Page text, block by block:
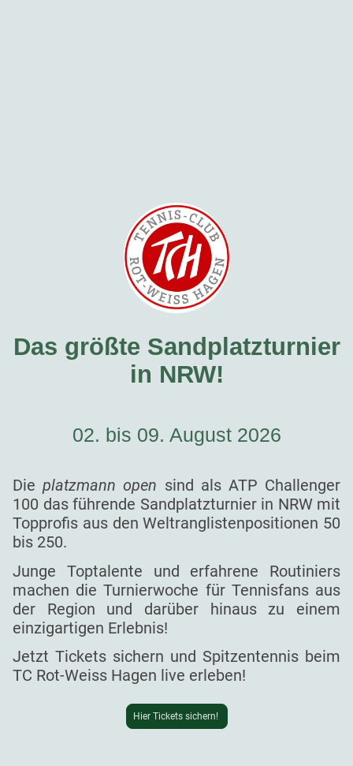
Das größte Sandplatzturnier
in NRW!
02. bis 09. August 2026
Dieplatzmann open sind als ATP Challenger
100 das führende Sandplatzturnier in NRW mit
Topprofis aus den Weltranglistenpositionen 50
bis 250.
Junge Toptalente und erfahrene Routiniers
machen die Turnierwoche für Tennisfans aus
der Region und darüber hinaus zu einem
einzigartigen Erlebnis!
Jetzt Tickets sichern und Spitzentennis beim
TC Rot-Weiss Hagen live erleben!
Hier Tickets sichern!